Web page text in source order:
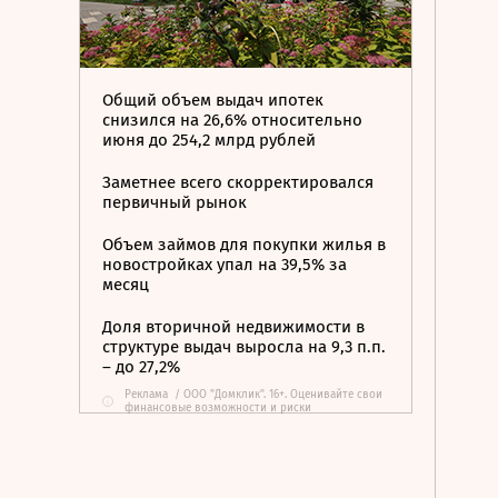
Общий объем выдач ипотек
снизился на 26,6% относительно
июня до 254,2 млрд рублей
Заметнее всего скорректировался
первичный рынок
Объем займов для покупки жилья в
новостройках упал на 39,5% за
месяц
Доля вторичной недвижимости в
структуре выдач выросла на 9,3 п.п.
– до 27,2%
Реклама / ООО "Домклик". 16+. Оценивайте свои
финансовые возможности и риски